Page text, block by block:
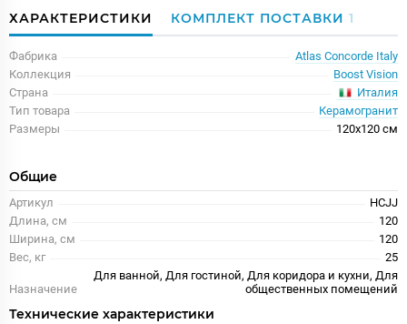
ХАРАКТЕРИСТИКИ КОМПЛЕКТ ПОСТАВКИ 1
Фабрика
Atlas Concorde Italy
Коллекция
Boost Vision
Страна
Италия
Тип товара
Керамогранит
Размеры
120x120 см
Общие
Артикул
HCJJ
Длина, см
120
Ширина, см
120
Вес, кг
25
Назначение
Для ванной, Для гостиной, Для коридора и кухни, Для
общественных помещений
Технические характеристики